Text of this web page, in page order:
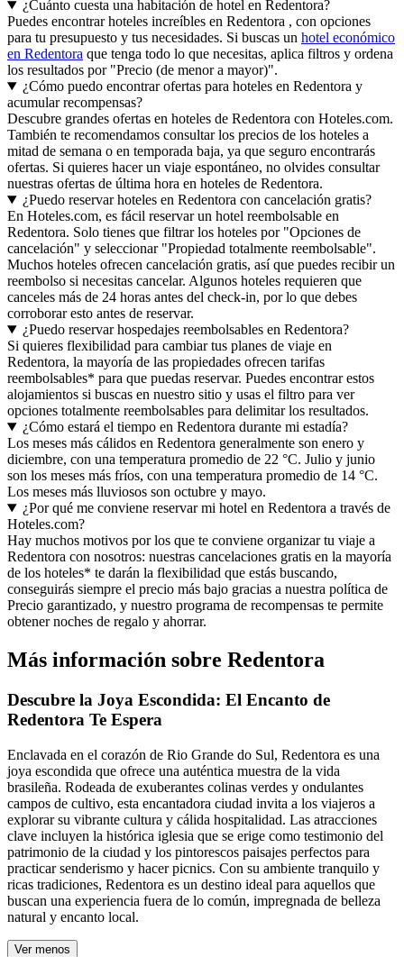
¿Cuánto cuesta una habitación de hotel en Redentora?
Puedes encontrar hoteles increíbles en Redentora , con opciones
para tu presupuesto y tus necesidades. Si buscas un hotel económico
en Redentora que tenga todo lo que necesitas, aplica filtros y ordena
los resultados por "Precio (de menor a mayor)".
¿Cómo puedo encontrar ofertas para hoteles en Redentora y
acumular recompensas?
Descubre grandes ofertas en hoteles de Redentora con Hoteles.com.
También te recomendamos consultar los precios de los hoteles a
mitad de semana o en temporada baja, ya que seguro encontrarás
ofertas. Si quieres hacer un viaje espontáneo, no olvides consultar
nuestras ofertas de última hora en hoteles de Redentora.
¿Puedo reservar hoteles en Redentora con cancelación gratis?
En Hoteles.com, es fácil reservar un hotel reembolsable en
Redentora. Solo tienes que filtrar los hoteles por "Opciones de
cancelación" y seleccionar "Propiedad totalmente reembolsable".
Muchos hoteles ofrecen cancelación gratis, así que puedes recibir un
reembolso si necesitas cancelar. Algunos hoteles requieren que
canceles más de 24 horas antes del check-in, por lo que debes
corroborar esto antes de reservar.
¿Puedo reservar hospedajes reembolsables en Redentora?
Si quieres flexibilidad para cambiar tus planes de viaje en
Redentora, la mayoría de las propiedades ofrecen tarifas
reembolsables* para que puedas reservar. Puedes encontrar estos
alojamientos si buscas en nuestro sitio y usas el filtro para ver
opciones totalmente reembolsables para delimitar los resultados.
¿Cómo estará el tiempo en Redentora durante mi estadía?
Los meses más cálidos en Redentora generalmente son enero y
diciembre, con una temperatura promedio de 22 °C. Julio y junio
son los meses más fríos, con una temperatura promedio de 14 °C.
Los meses más lluviosos son octubre y mayo.
¿Por qué me conviene reservar mi hotel en Redentora a través de
Hoteles.com?
Hay muchos motivos por los que te conviene organizar tu viaje a
Redentora con nosotros: nuestras cancelaciones gratis en la mayoría
de los hoteles* te darán la flexibilidad que estás buscando,
conseguirás siempre el precio más bajo gracias a nuestra política de
Precio garantizado, y nuestro programa de recompensas te permite
obtener noches de regalo y ahorrar.
Más información sobre Redentora
Descubre la Joya Escondida: El Encanto de
Redentora Te Espera
Enclavada en el corazón de Rio Grande do Sul, Redentora es una
joya escondida que ofrece una auténtica muestra de la vida
brasileña. Rodeada de exuberantes colinas verdes y ondulantes
campos de cultivo, esta encantadora ciudad invita a los viajeros a
explorar su vibrante cultura y cálida hospitalidad. Las atracciones
clave incluyen la histórica iglesia que se erige como testimonio del
patrimonio de la ciudad y los pintorescos paisajes perfectos para
practicar senderismo y hacer picnics. Con su ambiente tranquilo y
ricas tradiciones, Redentora es un destino ideal para aquellos que
buscan una experiencia fuera de lo común, impregnada de belleza
natural y encanto local.
Ver menos